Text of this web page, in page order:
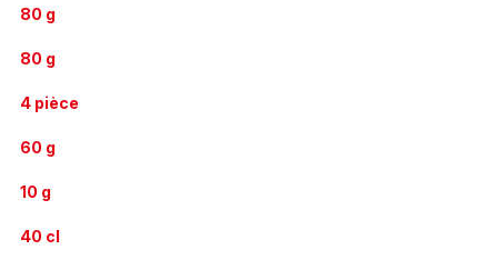
80 g
80 g
4 pièce
60 g
10 g
40 cl